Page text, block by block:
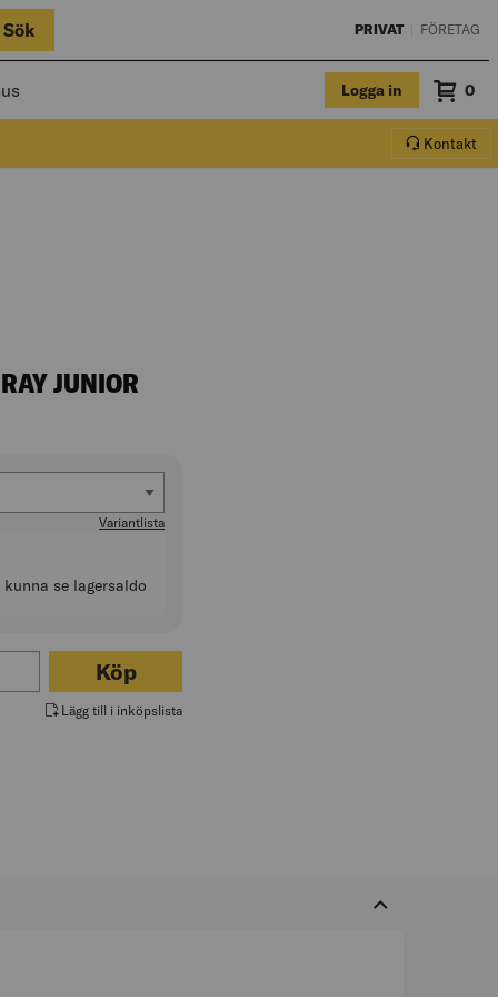
Sök PRIVAT FÖRETAG
Logga in 0
Kontakt
JUNIOR
Variantlista
se lagersaldo
T-SHIRT RAY JUNIOR
Köp
Lägg till i inköpslista